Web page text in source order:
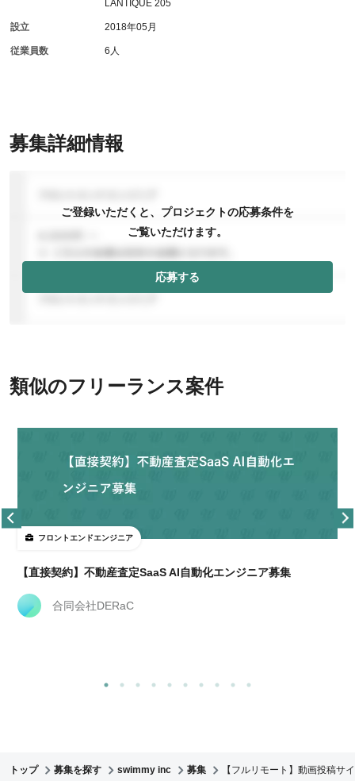
募集詳細情報
ご登録いただくと、プロジェクトの応募条件を
ご覧いただけます。
応募する
LANTIQUE 205
設立 2018年05月
従業員数 6人
類似のフリーランス案件
フロントエンドエンジニア
【直接契約】不動産査定SaaS AI自動化エンジニア募集
合同会社DERaC
トップ 募集を探す swimmy inc 募集 【フルリモート】動画投稿サ